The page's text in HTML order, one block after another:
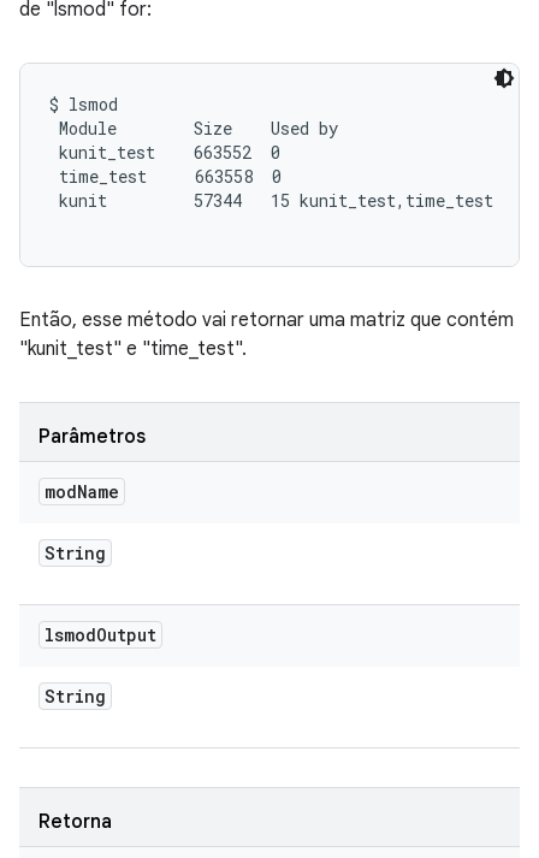
de "lsmod" for:
$ lsmod
Module        Size    Used by
kunit_test    663552  0
time_test     663558  0
kunit         57344   15 kunit_test,time_test
Então, esse método vai retornar uma matriz que contém
"kunit_test" e "time_test".
Parâmetros
modName
String
lsmodOutput
String
Retorna